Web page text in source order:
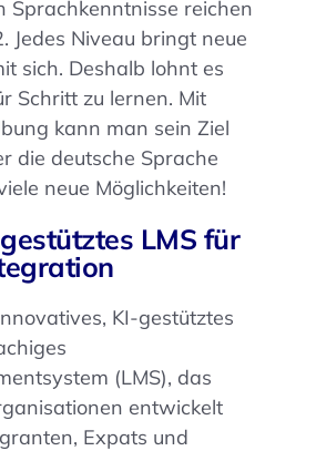
Sprachkenntnisse reichen
Jedes Niveau bringt neue
sich. Deshalb lohnt es
Schritt zu lernen. Mit
kann man sein Ziel
die deutsche Sprache
neue Möglichkeiten!
LMS für
KI-gestütztes
(LMS), das
entwickelt
Expats und